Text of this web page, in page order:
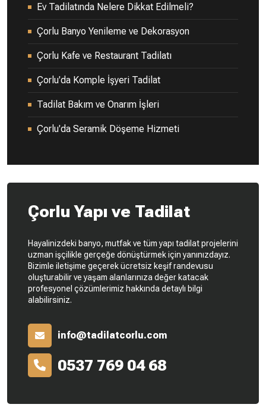
Ev Tadilatında Nelere Dikkat Edilmeli?
Çorlu Banyo Yenileme ve Dekorasyon
Çorlu Kafe ve Restaurant Tadilatı
Çorlu'da Komple İşyeri Tadilat
Tadilat Bakım ve Onarım İşleri
Çorlu'da Seramik Döşeme Hizmeti
Çorlu Yapı ve Tadilat
Hayalinizdeki banyo, mutfak ve tüm yapı tadilat projelerini
uzman işçilikle gerçeğe dönüştürmek için yanınızdayız.
Bizimle iletişime geçerek ücretsiz keşif randevusu
oluşturabilir ve yaşam alanlarınıza değer katacak
profesyonel çözümlerimiz hakkında detaylı bilgi
alabilirsiniz.
info@tadilatcorlu.com
0537 769 04 68